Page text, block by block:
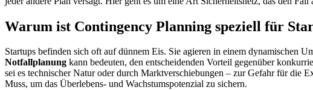
Warum ist Contingency Planning speziell für
Startups befinden sich oft auf dünnem Eis. Sie agieren in einem dynamischen
Notfallplanung kann bedeuten, den entscheidenden Vorteil gegenüber
sei es technischer Natur oder durch Marktverschiebungen – zur Gefahr für die
Muss, um das Überlebens- und Wachstumspotenzial zu sichern.